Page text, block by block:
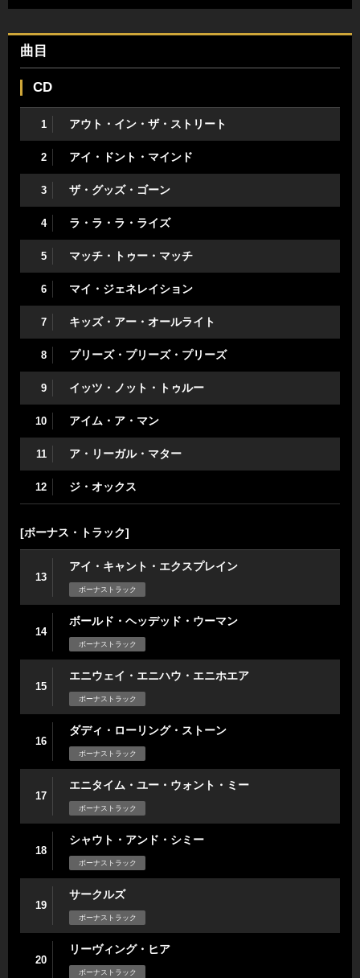
曲目
CD
1 アウト・イン・ザ・ストリート
2 アイ・ドント・マインド
3 ザ・グッズ・ゴーン
4 ラ・ラ・ラ・ライズ
5 マッチ・トゥー・マッチ
6 マイ・ジェネレイション
7 キッズ・アー・オールライト
8 プリーズ・プリーズ・プリーズ
9 イッツ・ノット・トゥルー
10 アイム・ア・マン
11 ア・リーガル・マター
12 ジ・オックス
[ボーナス・トラック]
13
アイ・キャント・エクスプレイン
ボーナストラック
14
ボールド・ヘッデッド・ウーマン
ボーナストラック
15
エニウェイ・エニハウ・エニホエア
ボーナストラック
16
ダディ・ローリング・ストーン
ボーナストラック
17
エニタイム・ユー・ウォント・ミー
ボーナストラック
18
シャウト・アンド・シミー
ボーナストラック
19
サークルズ
ボーナストラック
20
リーヴィング・ヒア
ボーナストラック